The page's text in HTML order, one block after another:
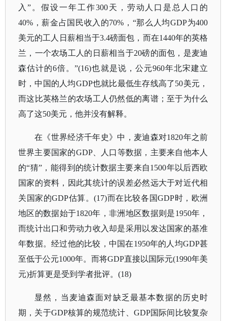
入”。假设一年工作300天，劳动人口是总人口的
40%，薪金占国民收入的70%，“那么人均GDP为400
美元的工人日薪相当于3.4磅面包，而在1440年的英格
兰，一个农场工人的日薪相当于20磅的面包，是麦迪
森估计的6倍。”(16)也就是说，公元960年北宋建立
时，中国的人均GDP也就比最低生存线高了50美元，
而这比英格兰的农场工人仍然低的离谱；至于为什么
高了这50美元，他并没有解释。
在《世界经济千年史》中，麦迪森对1820年之前
世界主要国家的GDP、人口等数据，主要来自他本人
的“猜”，能得到的统计数据主要来自1500年以后西欧
国家的资料，因此其统计的误差必然远大于对近代相
关国家的GDP估算。(17)而在比较各国GDP时，欧洲
地区的数据始于1820年，非洲地区数据则是1950年，
而统计出口和劳动力收入却是采用以发达国家的基准
年数据。经过他的比较，中国在1950年的人均GDP甚
至低于公元1000年。而将GDP直接以国际元(1990年美
元)折算更是受到学者批评。(18)
显然，当麦迪森面对缺乏最基本数据的历史时
期，关于GDP核算的规范统计、GDP国际间比较复杂